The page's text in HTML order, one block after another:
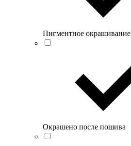
Пигментное окрашивание
Окрашено после пошива